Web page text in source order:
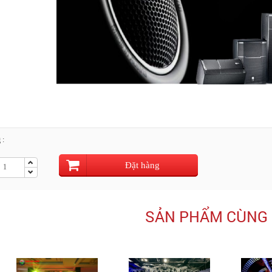
:
Đặt hàng
SẢN PHẨM CÙNG